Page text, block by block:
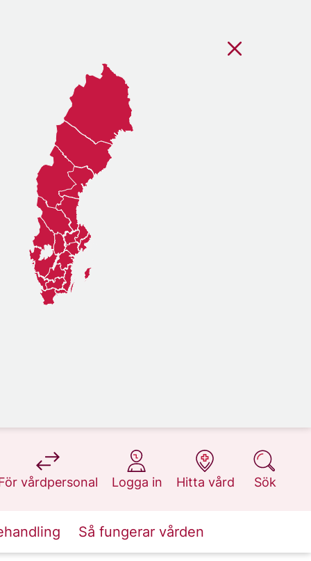
vårdpersonal
på 1177.se
Logga in
på 1177.se
Hitta vård
på 1177.se
Sök
på 1177.se
Så fungerar vården